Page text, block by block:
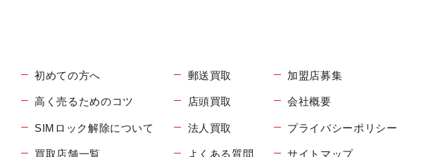
初めての方へ
高く売るためのコツ
SIMロック解除について
買取店舗一覧
郵送買取
店頭買取
法人買取
よくある質問
加盟店募集
会社概要
プライバシーポリシー
サイトマップ